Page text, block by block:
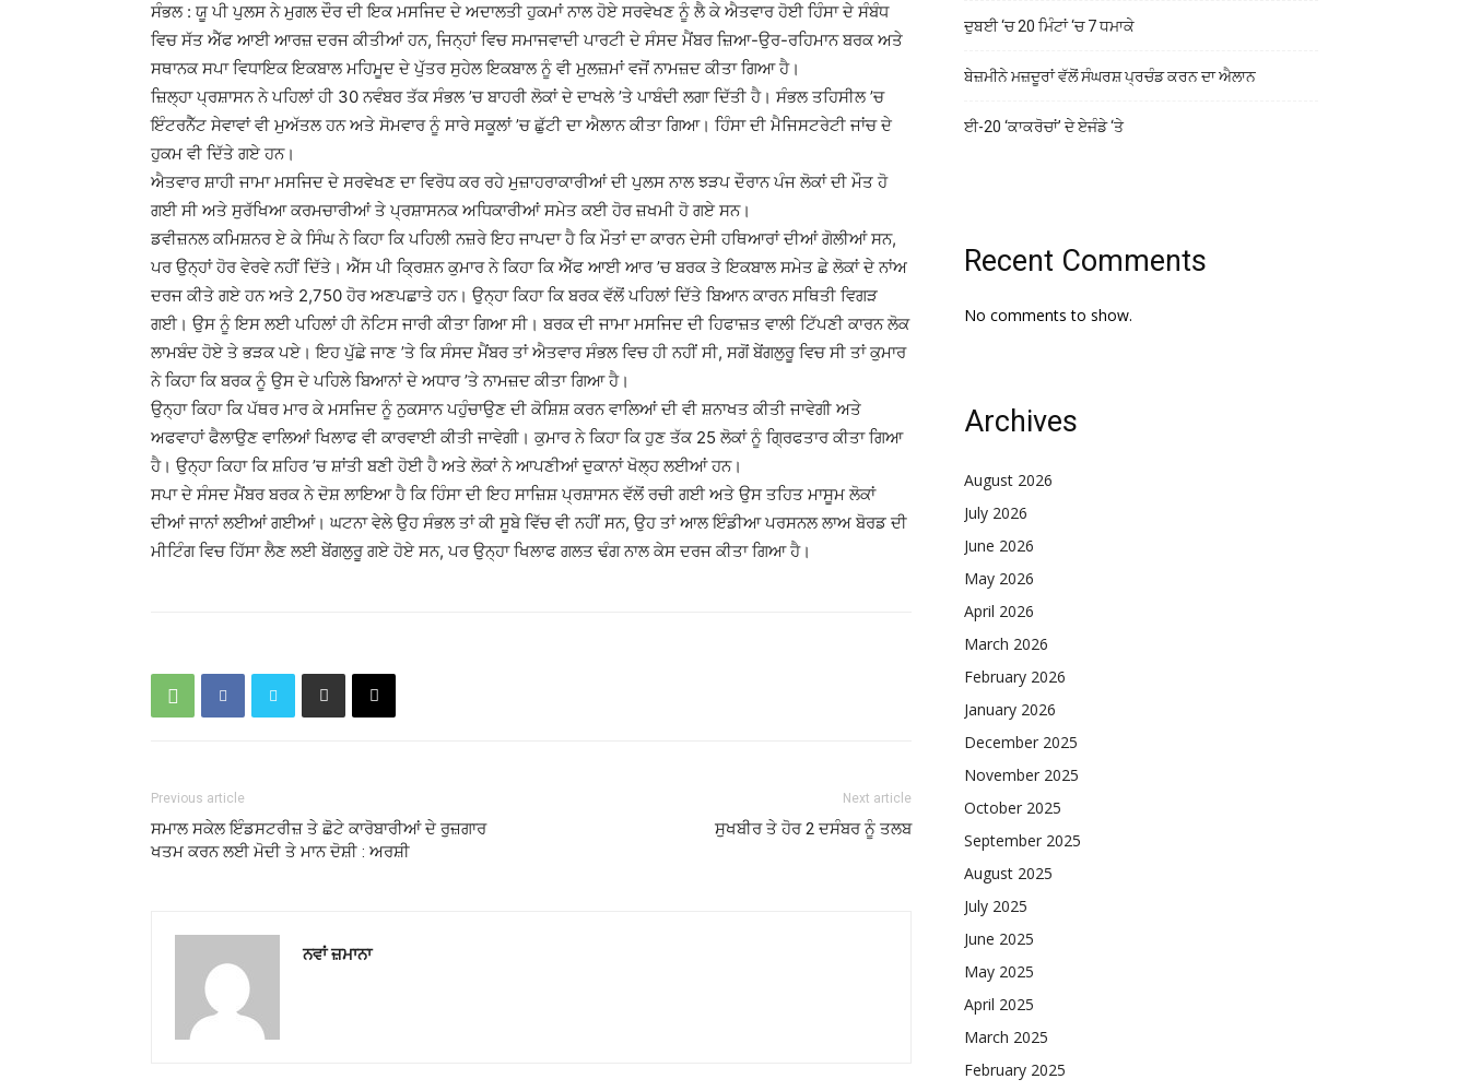
ਸੰਭਲ : ਯੂ ਪੀ ਪੁਲਸ ਨੇ ਮੁਗਲ ਦੌਰ ਦੀ ਇਕ ਮਸਜਿਦ ਦੇ ਅਦਾਲਤੀ ਹੁਕਮਾਂ ਨਾਲ ਹੋਏ ਸਰਵੇਖਣ ਨੂੰ ਲੈ ਕੇ ਐਤਵਾਰ ਹੋਈ ਹਿੰਸਾ ਦੇ ਸੰਬੰਧ
ਵਿਚ ਸੱਤ ਐੱਫ ਆਈ ਆਰਜ਼ ਦਰਜ ਕੀਤੀਆਂ ਹਨ, ਜਿਨ੍ਹਾਂ ਵਿਚ ਸਮਾਜਵਾਦੀ ਪਾਰਟੀ ਦੇ ਸੰਸਦ ਮੈਂਬਰ ਜ਼ਿਆ-ਉਰ-ਰਹਿਮਾਨ ਬਰਕ ਅਤੇ
ਸਥਾਨਕ ਸਪਾ ਵਿਧਾਇਕ ਇਕਬਾਲ ਮਹਿਮੂਦ ਦੇ ਪੁੱਤਰ ਸੁਹੇਲ ਇਕਬਾਲ ਨੂੰ ਵੀ ਮੁਲਜ਼ਮਾਂ ਵਜੋਂ ਨਾਮਜ਼ਦ ਕੀਤਾ ਗਿਆ ਹੈ।
ਜ਼ਿਲ੍ਹਾ ਪ੍ਰਸ਼ਾਸਨ ਨੇ ਪਹਿਲਾਂ ਹੀ 30 ਨਵੰਬਰ ਤੱਕ ਸੰਭਲ ’ਚ ਬਾਹਰੀ ਲੋਕਾਂ ਦੇ ਦਾਖਲੇ ’ਤੇ ਪਾਬੰਦੀ ਲਗਾ ਦਿੱਤੀ ਹੈ। ਸੰਭਲ ਤਹਿਸੀਲ ’ਚ
ਇੰਟਰਨੈੱਟ ਸੇਵਾਵਾਂ ਵੀ ਮੁਅੱਤਲ ਹਨ ਅਤੇ ਸੋਮਵਾਰ ਨੂੰ ਸਾਰੇ ਸਕੂਲਾਂ ’ਚ ਛੁੱਟੀ ਦਾ ਐਲਾਨ ਕੀਤਾ ਗਿਆ। ਹਿੰਸਾ ਦੀ ਮੈਜਿਸਟਰੇਟੀ ਜਾਂਚ ਦੇ
ਹੁਕਮ ਵੀ ਦਿੱਤੇ ਗਏ ਹਨ।
ਐਤਵਾਰ ਸ਼ਾਹੀ ਜਾਮਾ ਮਸਜਿਦ ਦੇ ਸਰਵੇਖਣ ਦਾ ਵਿਰੋਧ ਕਰ ਰਹੇ ਮੁਜ਼ਾਹਰਾਕਾਰੀਆਂ ਦੀ ਪੁਲਸ ਨਾਲ ਝੜਪ ਦੌਰਾਨ ਪੰਜ ਲੋਕਾਂ ਦੀ ਮੌਤ ਹੋ
ਗਈ ਸੀ ਅਤੇ ਸੁਰੱਖਿਆ ਕਰਮਚਾਰੀਆਂ ਤੇ ਪ੍ਰਸ਼ਾਸਨਕ ਅਧਿਕਾਰੀਆਂ ਸਮੇਤ ਕਈ ਹੋਰ ਜ਼ਖਮੀ ਹੋ ਗਏ ਸਨ।
ਡਵੀਜ਼ਨਲ ਕਮਿਸ਼ਨਰ ਏ ਕੇ ਸਿੰਘ ਨੇ ਕਿਹਾ ਕਿ ਪਹਿਲੀ ਨਜ਼ਰੇ ਇਹ ਜਾਪਦਾ ਹੈ ਕਿ ਮੌਤਾਂ ਦਾ ਕਾਰਨ ਦੇਸੀ ਹਥਿਆਰਾਂ ਦੀਆਂ ਗੋਲੀਆਂ ਸਨ,
ਪਰ ਉਨ੍ਹਾਂ ਹੋਰ ਵੇਰਵੇ ਨਹੀਂ ਦਿੱਤੇ। ਐੱਸ ਪੀ ਕਿ੍ਰਸ਼ਨ ਕੁਮਾਰ ਨੇ ਕਿਹਾ ਕਿ ਐੱਫ ਆਈ ਆਰ ’ਚ ਬਰਕ ਤੇ ਇਕਬਾਲ ਸਮੇਤ ਛੇ ਲੋਕਾਂ ਦੇ ਨਾਂਅ
ਦਰਜ ਕੀਤੇ ਗਏ ਹਨ ਅਤੇ 2,750 ਹੋਰ ਅਣਪਛਾਤੇ ਹਨ। ਉਨ੍ਹਾ ਕਿਹਾ ਕਿ ਬਰਕ ਵੱਲੋਂ ਪਹਿਲਾਂ ਦਿੱਤੇ ਬਿਆਨ ਕਾਰਨ ਸਥਿਤੀ ਵਿਗੜ
ਗਈ। ਉਸ ਨੂੰ ਇਸ ਲਈ ਪਹਿਲਾਂ ਹੀ ਨੋਟਿਸ ਜਾਰੀ ਕੀਤਾ ਗਿਆ ਸੀ। ਬਰਕ ਦੀ ਜਾਮਾ ਮਸਜਿਦ ਦੀ ਹਿਫਾਜ਼ਤ ਵਾਲੀ ਟਿੱਪਣੀ ਕਾਰਨ ਲੋਕ
ਲਾਮਬੰਦ ਹੋਏ ਤੇ ਭੜਕ ਪਏ। ਇਹ ਪੁੱਛੇ ਜਾਣ ’ਤੇ ਕਿ ਸੰਸਦ ਮੈਂਬਰ ਤਾਂ ਐਤਵਾਰ ਸੰਭਲ ਵਿਚ ਹੀ ਨਹੀਂ ਸੀ, ਸਗੋਂ ਬੇਂਗਲੁਰੂ ਵਿਚ ਸੀ ਤਾਂ ਕੁਮਾਰ
ਨੇ ਕਿਹਾ ਕਿ ਬਰਕ ਨੂੰ ਉਸ ਦੇ ਪਹਿਲੇ ਬਿਆਨਾਂ ਦੇ ਅਧਾਰ ’ਤੇ ਨਾਮਜ਼ਦ ਕੀਤਾ ਗਿਆ ਹੈ।
ਉਨ੍ਹਾ ਕਿਹਾ ਕਿ ਪੱਥਰ ਮਾਰ ਕੇ ਮਸਜਿਦ ਨੂੰ ਨੁਕਸਾਨ ਪਹੁੰਚਾਉਣ ਦੀ ਕੋਸ਼ਿਸ਼ ਕਰਨ ਵਾਲਿਆਂ ਦੀ ਵੀ ਸ਼ਨਾਖਤ ਕੀਤੀ ਜਾਵੇਗੀ ਅਤੇ
ਅਫਵਾਹਾਂ ਫੈਲਾਉਣ ਵਾਲਿਆਂ ਖਿਲਾਫ ਵੀ ਕਾਰਵਾਈ ਕੀਤੀ ਜਾਵੇਗੀ। ਕੁਮਾਰ ਨੇ ਕਿਹਾ ਕਿ ਹੁਣ ਤੱਕ 25 ਲੋਕਾਂ ਨੂੰ ਗਿ੍ਰਫਤਾਰ ਕੀਤਾ ਗਿਆ
ਹੈ। ਉਨ੍ਹਾ ਕਿਹਾ ਕਿ ਸ਼ਹਿਰ ’ਚ ਸ਼ਾਂਤੀ ਬਣੀ ਹੋਈ ਹੈ ਅਤੇ ਲੋਕਾਂ ਨੇ ਆਪਣੀਆਂ ਦੁਕਾਨਾਂ ਖੋਲ੍ਹ ਲਈਆਂ ਹਨ।
ਸਪਾ ਦੇ ਸੰਸਦ ਮੈਂਬਰ ਬਰਕ ਨੇ ਦੋਸ਼ ਲਾਇਆ ਹੈ ਕਿ ਹਿੰਸਾ ਦੀ ਇਹ ਸਾਜ਼ਿਸ਼ ਪ੍ਰਸ਼ਾਸਨ ਵੱਲੋਂ ਰਚੀ ਗਈ ਅਤੇ ਉਸ ਤਹਿਤ ਮਾਸੂਮ ਲੋਕਾਂ
ਦੀਆਂ ਜਾਨਾਂ ਲਈਆਂ ਗਈਆਂ। ਘਟਨਾ ਵੇਲੇ ਉਹ ਸੰਭਲ ਤਾਂ ਕੀ ਸੂਬੇ ਵਿੱਚ ਵੀ ਨਹੀਂ ਸਨ, ਉਹ ਤਾਂ ਆਲ ਇੰਡੀਆ ਪਰਸਨਲ ਲਾਅ ਬੋਰਡ ਦੀ
ਮੀਟਿੰਗ ਵਿਚ ਹਿੱਸਾ ਲੈਣ ਲਈ ਬੇਂਗਲੁਰੂ ਗਏ ਹੋਏ ਸਨ, ਪਰ ਉਨ੍ਹਾ ਖਿਲਾਫ ਗਲਤ ਢੰਗ ਨਾਲ ਕੇਸ ਦਰਜ ਕੀਤਾ ਗਿਆ ਹੈ।
Previous article
ਸਮਾਲ ਸਕੇਲ ਇੰਡਸਟਰੀਜ਼ ਤੇ ਛੋਟੇ ਕਾਰੋਬਾਰੀਆਂ ਦੇ ਰੁਜ਼ਗਾਰ
ਖਤਮ ਕਰਨ ਲਈ ਮੋਦੀ ਤੇ ਮਾਨ ਦੋਸ਼ੀ : ਅਰਸ਼ੀ
Next article
ਸੁਖਬੀਰ ਤੇ ਹੋਰ 2 ਦਸੰਬਰ ਨੂੰ ਤਲਬ
ਨਵਾਂ ਜ਼ਮਾਨਾ
ਦੁਬਈ ‘ਚ 20 ਮਿੰਟਾਂ ‘ਚ 7 ਧਮਾਕੇ
ਬੇਜ਼ਮੀਨੇ ਮਜ਼ਦੂਰਾਂ ਵੱਲੋਂ ਸੰਘਰਸ਼ ਪ੍ਰਚੰਡ ਕਰਨ ਦਾ ਐਲਾਨ
ਈ-20 ‘ਕਾਕਰੋਚਾਂ’ ਦੇ ਏਜੰਡੇ ‘ਤੇ
Recent Comments
No comments to show.
Archives
August 2026
July 2026
June 2026
May 2026
April 2026
March 2026
February 2026
January 2026
December 2025
November 2025
October 2025
September 2025
August 2025
July 2025
June 2025
May 2025
April 2025
March 2025
February 2025